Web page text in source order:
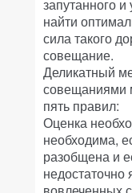
запутанного
найти
сила такого
совещание.
Деликатный
совещаниями
пять правил:
Оценка
необходима,
разобщена и